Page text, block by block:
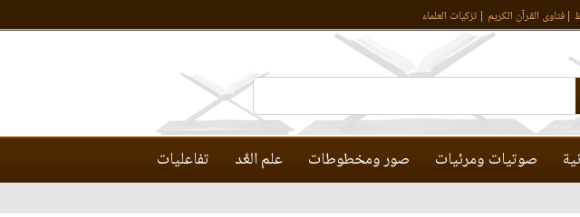
فتاوى القرآن الكريم تزكيات العلماء
صوتيات ومرئيات صور ومخطوطات علم العَّد تفاعليات